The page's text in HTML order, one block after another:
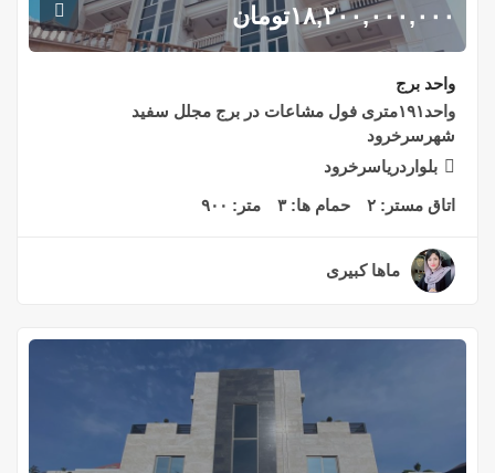
۱۸,۲۰۰,۰۰۰,۰۰۰تومان
واحد برج
واحد۱۹۱متری فول مشاعات در برج مجلل سفید
شهرسرخرود
بلواردریاسرخرود
اتاق مستر: ۲ حمام ها:۳ متر: ۹۰۰
ماها کبیری